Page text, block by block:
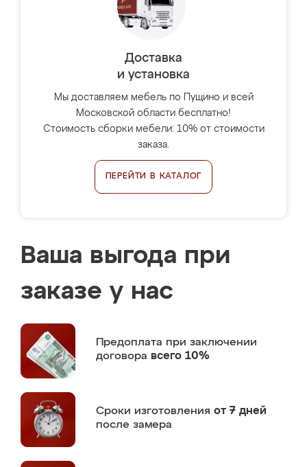
Доставка
и установка
Мы доставляем мебель по Пущино и всей
Московской области бесплатно!
Стоимость сборки мебели: 10% от стоимости
заказа.
ПЕРЕЙТИ В КАТАЛОГ
Ваша выгода при
заказе у нас
Предоплата при заключении
договора всего 10%
Сроки изготовления от 7 дней
после замера